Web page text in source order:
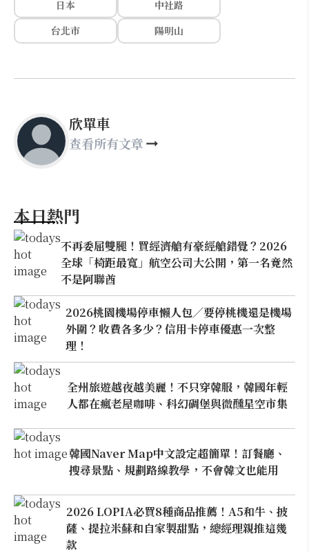
日本
中社路
台北市
陽明山
欣單車
查看所有文章
本日熱門
不再委屈雙腿！買經濟艙有豪經艙錯覺？2026
全球「椅距最寬」航空公司大公開，第一名竟然
不是阿聯酋
2026桃園機場停車懶人包／要停桃機還是機場
外圍？收費各多少？信用卡停車優惠一次整
理！
全州旅遊越夜越美麗！不只穿韓服，韓國年輕
人都在瘋老屋咖啡、科幻碉堡與微醺星空市集
韓國Naver Map中文設定超簡單！訂餐廳、
搜尋景點、規劃路線教學，不會韓文也能用
2026 LOPIA必買8種商品推薦！A5和牛、披
薩、提拉米蘇和自家製甜點，總經理親推這幾
款